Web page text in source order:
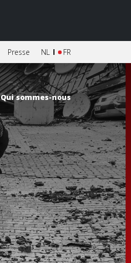
Presse FR
NL
Qui sommes-nous